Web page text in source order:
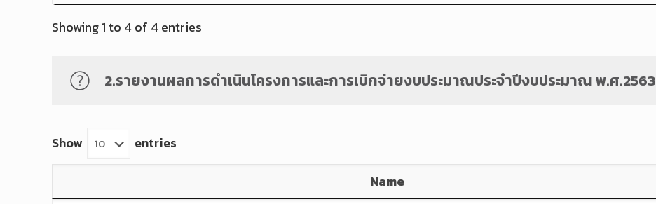
Showing 1 to 4 of 4 entries
2.รายงานผลการดำเนินโครงการและการเบิกจ่ายงบประมาณประจำปีงบประมาณ พ.ศ.2563
Show entries
Name